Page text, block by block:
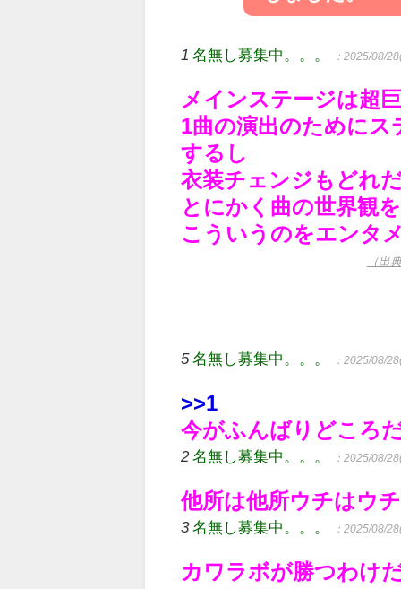
1 名無し募集中。。。 ：2025/08/
メインステージは超
1曲の演出のために
するし
衣装チェンジもどれ
とにかく曲の世界観
こういうのをエンタ
（出
5 名無し募集中。。。 ：2025/08/
>>1
今がふんばりどころ
2 名無し募集中。。。 ：2025/08/
他所は他所ウチはウチ
3 名無し募集中。。。 ：2025/08/
カワラボが勝つわけ